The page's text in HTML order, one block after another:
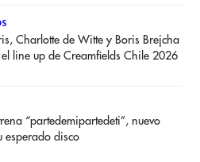
Charlotte de Witte y Boris Brejcha
line up de Creamfields Chile 2026
“partedemipartedeti”, nuevo
esperado disco